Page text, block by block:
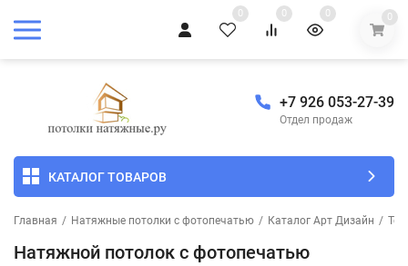
0 0 0 0
+7 926 053-27-39
Отдел продаж
КАТАЛОГ ТОВАРОВ
Главная / Натяжные потолки с фотопечатью / Каталог Арт Дизайн /
Натяжной потолок с фотопечатью